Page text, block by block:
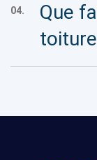
04.
Que